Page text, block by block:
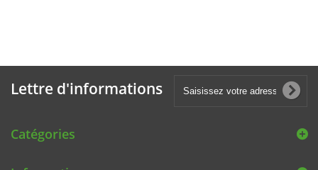
Lettre d'informations
Catégories